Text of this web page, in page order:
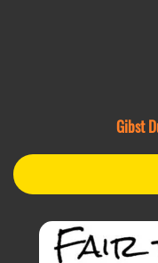
Gibst